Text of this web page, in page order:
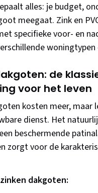
alles: je budget,
meegaat. Zink en
specifieke voor- en
de
voor het leven
kosten meer, maar
dienst. Het
beschermende
zorgt voor de
dakgoten: